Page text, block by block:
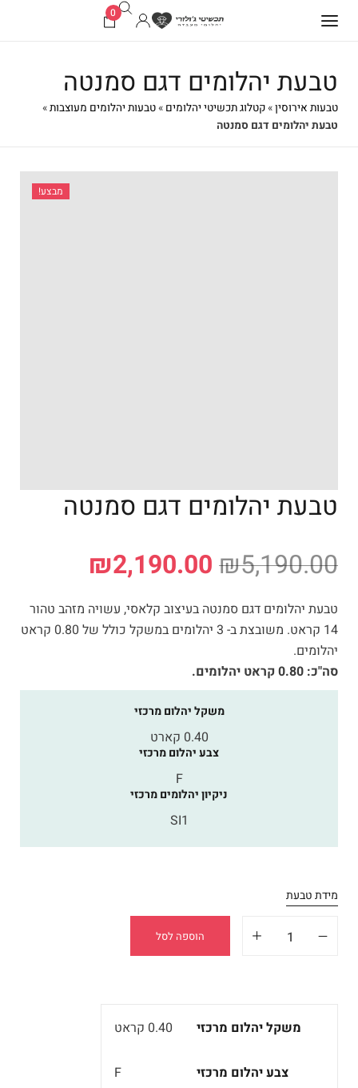
0
טבעת יהלומים דגם סמנטה
טבעות אירוסין»קטלוג תכשיטי יהלומים »טבעות יהלומים מעוצבות»
טבעת יהלומים דגם סמנטה
מבצע!
טבעת יהלומים דגם סמנטה
₪5,190.00
₪2,190.00
טבעת יהלומים דגם סמנטה בעיצוב קלאסי, עשויה מזהב טהור
14 קראט. משובצת ב- 3 יהלומים במשקל כולל של 0.80 קראט
יהלומים.
סה"כ: 0.80 קראט יהלומים.
משקל יהלום מרכזי
0.40 קארט
צבע יהלום מרכזי
F
ניקיון יהלומים מרכזי
SI1
מידת טבעת
הוספה לסל
משקל יהלום מרכזי 0.40 קראט
צבע יהלום מרכזי F